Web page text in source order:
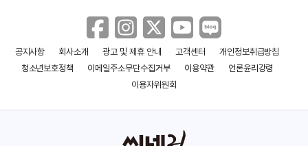
공지사항 회사소개 광고 및 제휴 안내 고객센터
개인정보취급방침
청소년보호정책
이메일주소무단수집거부 이용약관
언론윤리강령
이용자위원회